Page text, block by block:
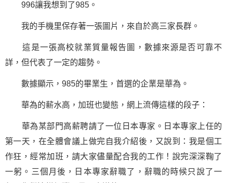
996讓我想到了985。
我的手機里保存著一張圖片，來自於高三家長群。
這是一張高校就業質量報告圖，數據來源是否可靠不
詳，但代表了一定的趨勢。
數據顯示，985的畢業生，首選的企業是華為。
華為的薪水高，加班也變態，網上流傳這樣的段子：
華為某部門高薪聘請了一位日本專家。日本專家上任的
第一天，在全體會議上做完自我介紹後，又說到：我是個工
作狂，經常加班，請大家儘量配合我的工作！說完深深鞠了
一躬。三個月後，日本專家辭職了，辭職的時候只說了一